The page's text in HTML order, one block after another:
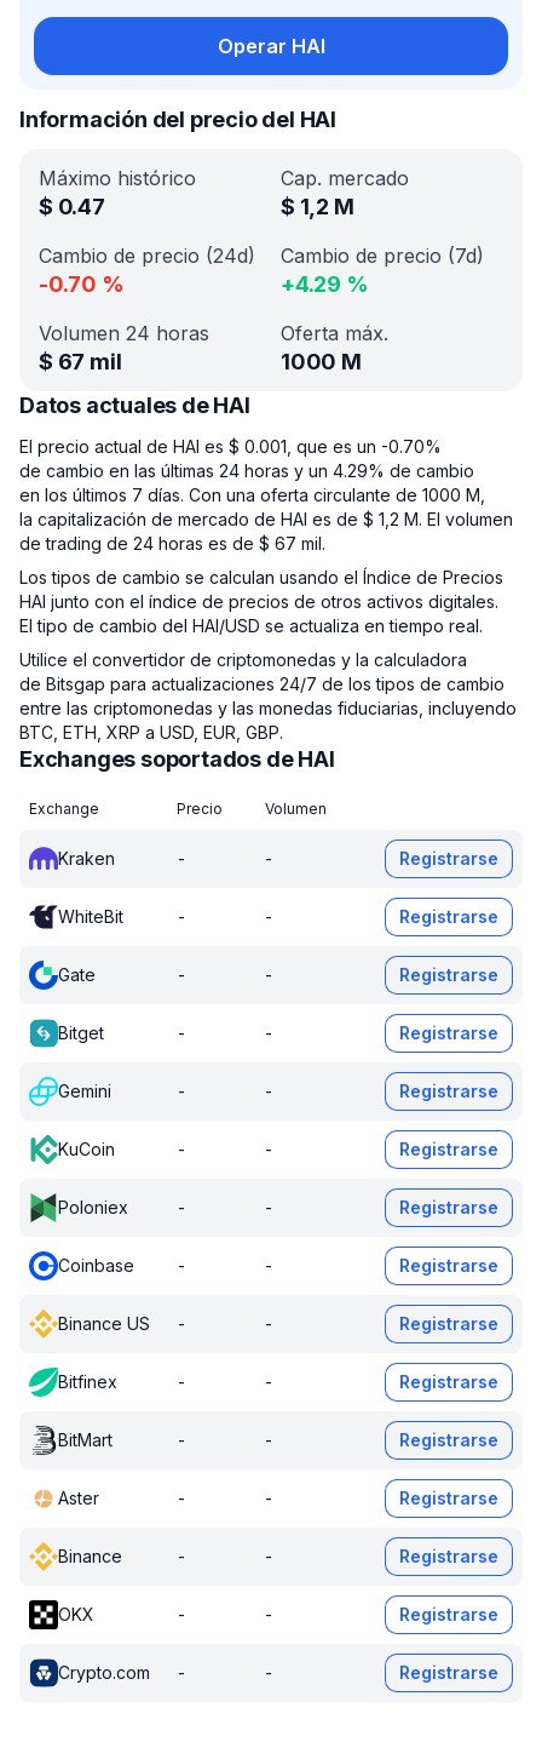
Operar HAI
Información del precio del HAI
Máximo histórico
$ 0.47
Cap. mercado
$ 1,2 M
Cambio de precio (24d)
-0.70 %
Cambio de precio (7d)
+4.29 %
Volumen 24 horas
$ 67 mil
Oferta máx.
1000 M
Datos actuales de HAI
El precio actual de HAI es $ 0.001, que es un -0.70%
de cambio en las últimas 24 horas y un 4.29% de cambio
en los últimos 7 días. Con una oferta circulante de 1000 M,
la capitalización de mercado de HAI es de $ 1,2 M. El volumen
de trading de 24 horas es de $ 67 mil.
Los tipos de cambio se calculan usando el Índice de Precios
HAI junto con el índice de precios de otros activos digitales.
El tipo de cambio del HAI/USD se actualiza en tiempo real.
Utilice el convertidor de criptomonedas y la calculadora
de Bitsgap para actualizaciones 24/7 de los tipos de cambio
entre las criptomonedas y las monedas fiduciarias, incluyendo
BTC, ETH, XRP a USD, EUR, GBP.
Exchanges soportados de HAI
Exchange Precio Volumen
Kraken - - Registrarse
WhiteBit - - Registrarse
Gate - - Registrarse
Bitget - - Registrarse
Gemini - - Registrarse
KuCoin - - Registrarse
Poloniex - - Registrarse
Coinbase - - Registrarse
Binance US - - Registrarse
Bitfinex - - Registrarse
BitMart - - Registrarse
Aster - - Registrarse
Binance - - Registrarse
OKX - - Registrarse
Crypto.com - - Registrarse